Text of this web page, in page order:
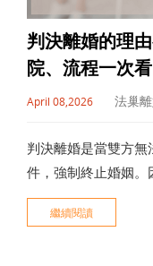
判決離婚的理
院、流程一次
April 08,2026 法巢
判決離婚是當雙方
件，強制終止婚姻
合判決離婚條件，才
繼續閱讀